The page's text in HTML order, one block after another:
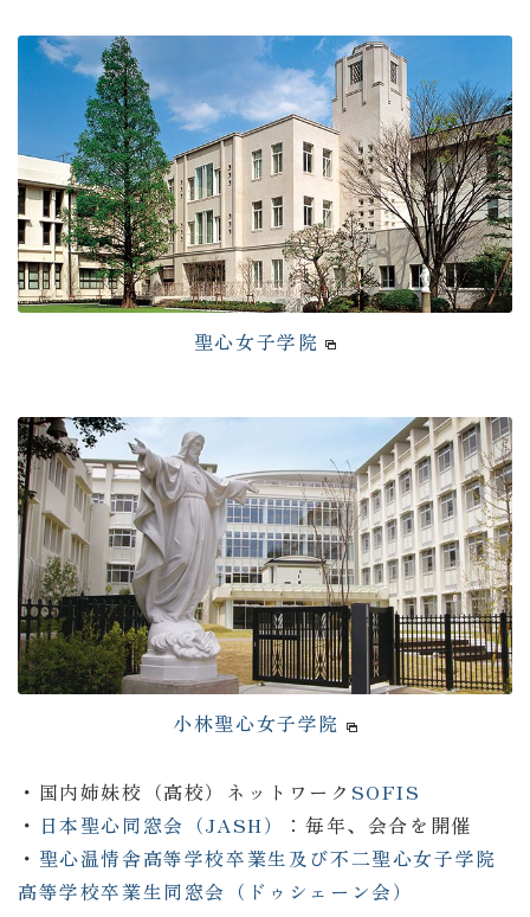
聖心女子学院
小林聖心女子学院
・国内姉妹校（高校）ネットワーク SOFIS
・ 日本聖心同窓会（JASH）
：毎年、会合を開催
・ 聖心温情舎高等学校卒業生及び不二聖心女子学院
高等学校卒業生同窓会（ドゥシェーン会）